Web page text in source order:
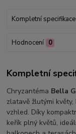
Kompletní specifikace
Hodnocení 0
Kompletní
Chryzantéma Bella
zlatavě žlutými
vzhled. Díky
keřík plný květů,